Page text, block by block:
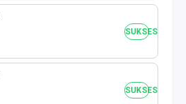
SUKSES
SUKSES